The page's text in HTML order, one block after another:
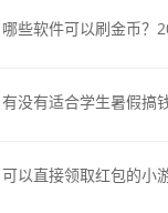
哪些软件可以刷金币？
有没有适合学生暑假搞
可以直接领取红包的小